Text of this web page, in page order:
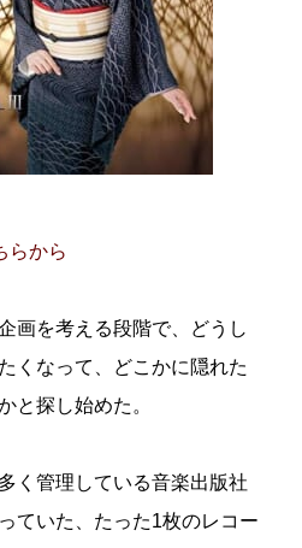
らから
画を考える段階で、どうし
くなって、どこかに隠れた
と探し始めた。
く管理している音楽出版社
ていた、たった1枚のレコー